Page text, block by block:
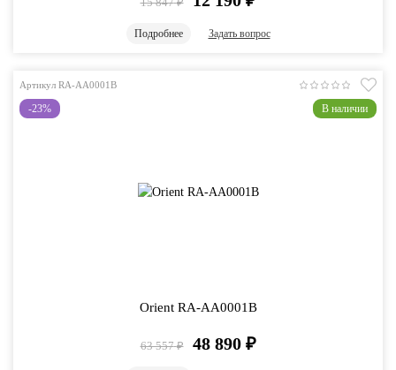
Подробнее Задать вопрос
Артикул RA-AA0001B
-23% В наличии
Orient RA-AA0001B
63 557 ₽ 48 890 ₽